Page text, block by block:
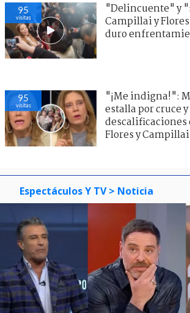
95
visitas
"Delincuente" y
Campillai y
duro
95
visitas
"¡Me indigna!":
estalla por cruce y
descalificaciones
Flores y Campillai
Espectáculos Y TV > Noticia